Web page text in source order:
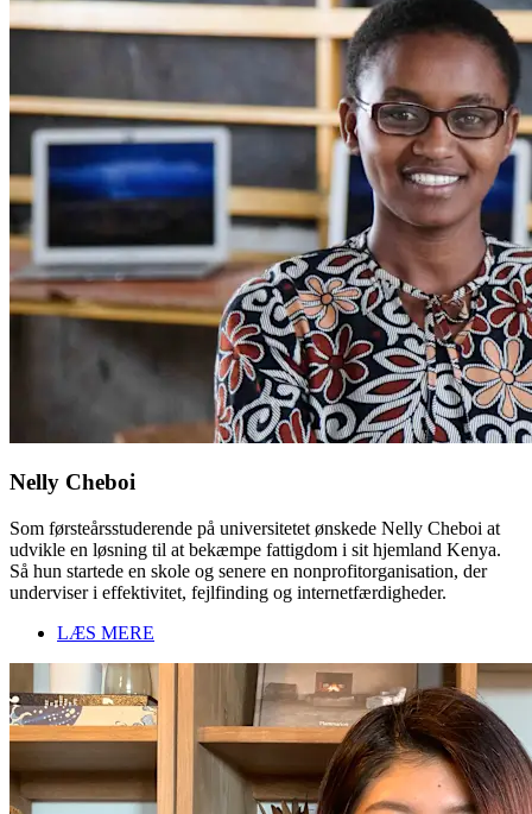
Nelly Cheboi
Som førsteårsstuderende på universitetet ønskede Nelly Cheboi at
udvikle en løsning til at bekæmpe fattigdom i sit hjemland Kenya.
Så hun startede en skole og senere en nonprofitorganisation, der
underviser i effektivitet, fejlfinding og internetfærdigheder.
LÆS MERE